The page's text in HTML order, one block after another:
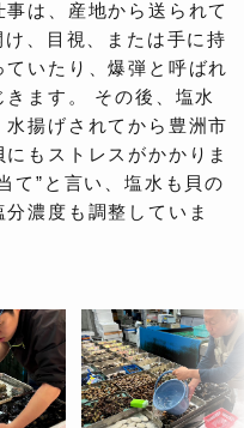
は、産地から送られて
、目視、または手に持
いたり、爆弾と呼ばれ
ます。 その後、塩水
揚げされてから豊洲市
もストレスがかかりま
て”と言い、塩水も貝の
濃度も調整していま